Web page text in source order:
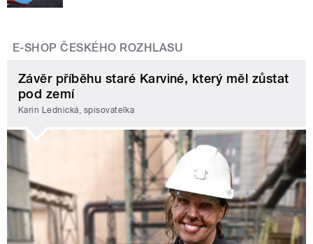
E-SHOP ČESKÉHO ROZHLASU
Závěr příběhu staré Karviné, který měl zůstat
pod zemí
Karin Lednická, spisovatelka